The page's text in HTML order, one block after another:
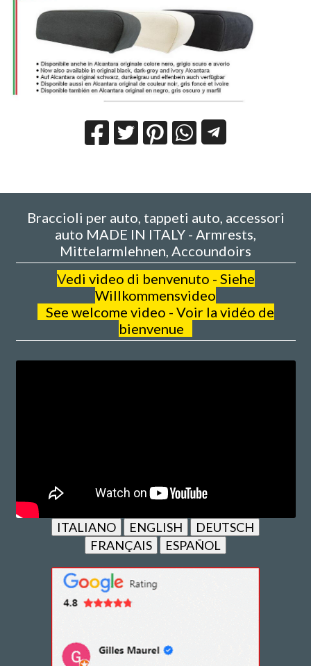
Braccioli per auto, tappeti auto, accessori
auto MADE IN ITALY - Armrests,
Mittelarmlehnen, Accoundoirs
Vedi video di benvenuto - Siehe
Willkommensvideo
See welcome video - Voir la vidéo de
bienvenue
ITALIANO ENGLISH
DEUTSCH
FRANÇAIS
ESPAÑOL